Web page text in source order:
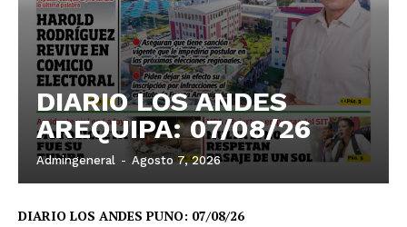
DIARIO LOS ANDES
AREQUIPA: 07/08/26
Admingeneral - Agosto 7, 2026
DIARIO LOS ANDES PUNO: 07/08/26